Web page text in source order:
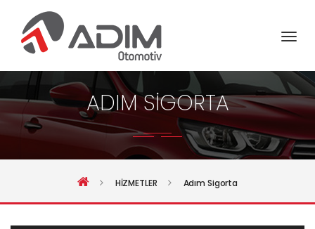
ADIM SIGORTA
HİZMETLER Adım Sigorta